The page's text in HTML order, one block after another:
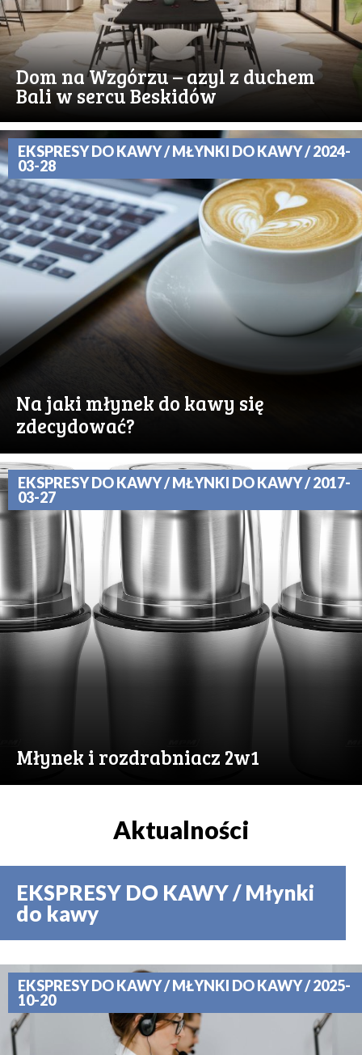
Dom na Wzgórzu – azyl z duchem
Bali w sercu Beskidów
EKSPRESY DO KAWY / MŁYNKI DO KAWY / 2024-
03-28
Na jaki młynek do kawy się
zdecydować?
EKSPRESY DO KAWY / MŁYNKI DO KAWY / 2017-
03-27
Młynek i rozdrabniacz 2w1
Aktualności
EKSPRESY DO KAWY / Młynki
do kawy
EKSPRESY DO KAWY / MŁYNKI DO KAWY / 2025-
10-20